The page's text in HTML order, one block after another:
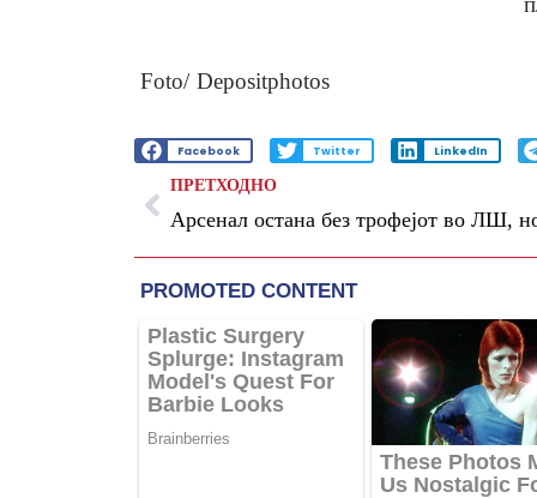
Foto/ Depositphotos
Facebook Twitter LinkedIn
ПРЕТХОДНО